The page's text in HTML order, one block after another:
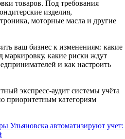
товаров. Под требования
изделия,
моторные масла и другие
ваш бизнес к изменениям: какие
маркировку, какие риски ждут
и как настроить
экспресс-аудит системы учёта
приоритетным категориям
Ульяновска автоматизируют учет: